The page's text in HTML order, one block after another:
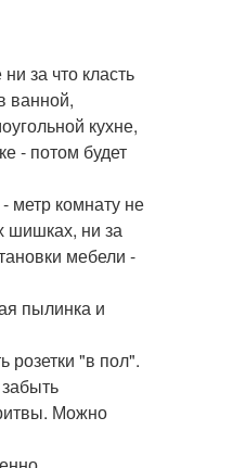
за что класть
ванной,
кухне,
- потом будет
метр комнату не
шишках, ни за
мебели -
пылинка и
розетки "в пол".
Можно